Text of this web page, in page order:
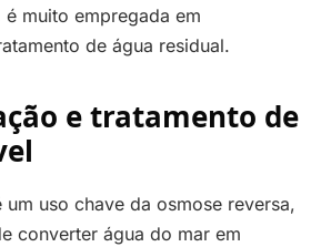
muito empregada em
de água residual.
e tratamento de
uso chave da osmose reversa,
converter água do mar em